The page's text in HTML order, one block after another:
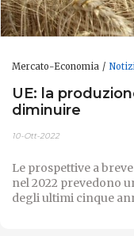
Mercato-Economia
UE: la
diminuire
10-Ott-2022
Le prospettive a
nel 2022 prevedono
degli ultimi cinque